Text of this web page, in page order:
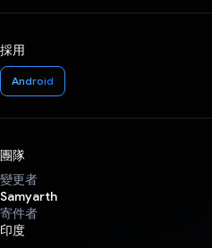
採用
Android
團隊
變更者
Samyarth
寄件者
印度